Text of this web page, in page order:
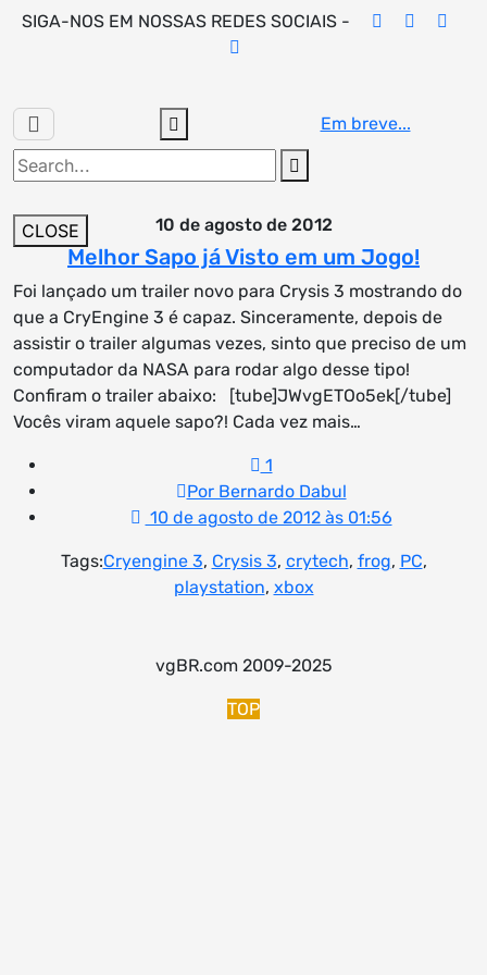
SkipSIGA-NOS EM NOSSAS REDES SOCIAIS -
Em breve...
Search
for:
CLOSE 10 de agosto de 2012
Melhor Sapo já Visto em um Jogo!
Foi lançado um trailer novo para Crysis 3 mostrando do
que a CryEngine 3 é capaz. Sinceramente, depois de
assistir o trailer algumas vezes, sinto que preciso de um
computador da NASA para rodar algo desse tipo!
Confiram o trailer abaixo: [tube]JWvgETOo5ek[/tube]
Vocês viram aquele sapo?! Cada vez mais…
1
Por Bernardo Dabul
10 de agosto de 2012 às 01:56
Tags:Cryengine 3, Crysis 3, crytech, frog, PC,
playstation, xbox
vgBR.com 2009-2025
TOP